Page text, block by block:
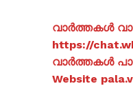
വാർത്തകൾ
https://
വാർത്തകൾ
Website